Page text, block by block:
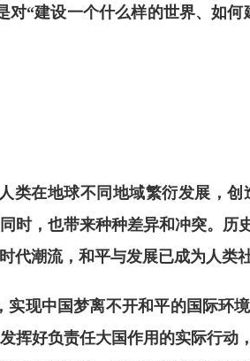
对“建设一个什么样的世界、如
类在地球不同地域繁衍发展，
时，也带来种种差异和冲突。 历
代潮流，和平与发展已成为人类
现中国梦离不开和平的国际环
挥好负责任大国作用的实际行